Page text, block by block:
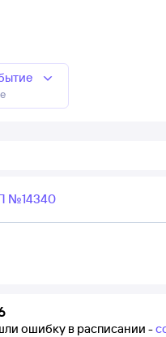
№14340
ошибку в расписании -